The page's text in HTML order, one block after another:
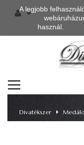
A legjobb
használ.
TOGGLE
NAVIGATION
Divatékszer
>